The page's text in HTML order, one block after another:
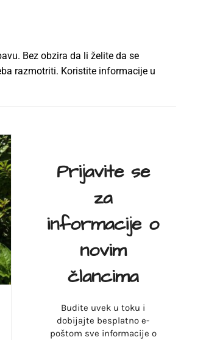
Bez obzira da li želite da se
razmotriti. Koristite informacije u
Prijavite se
za
informacije o
novim
člancima
Budite uvek u toku i
dobijajte besplatno e-
poštom sve informacije o